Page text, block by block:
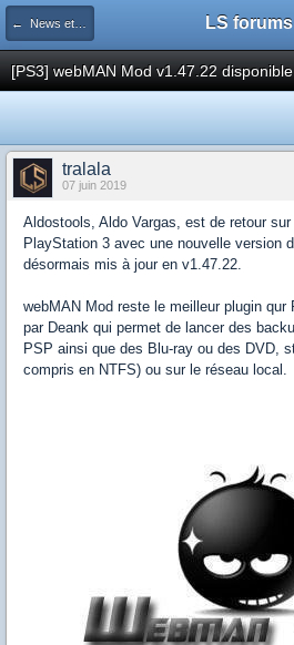
← News et actualités postées sur LS LS forums
[PS3] webMAN Mod v1.47.22 disponible
tralala
07 juin 2019
Aldostools, Aldo Vargas, est de retour
PlayStation 3 avec une nouvelle version
désormais mis à jour en v1.47.22.
webMAN Mod reste le meilleur plugin qur
par Deank qui permet de lancer des
PSP ainsi que des Blu-ray ou des DVD,
compris en NTFS) ou sur le réseau local.